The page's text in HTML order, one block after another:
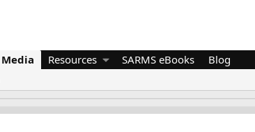
Media Resources SARMS eBooks Blog